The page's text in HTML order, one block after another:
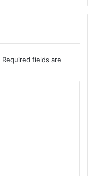
Required fields are